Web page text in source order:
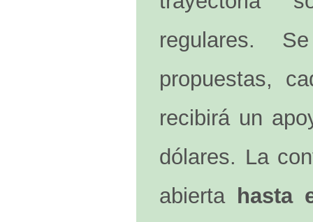
regulares.
propuestas,
recibirá un
dólares. La
abiertahasta